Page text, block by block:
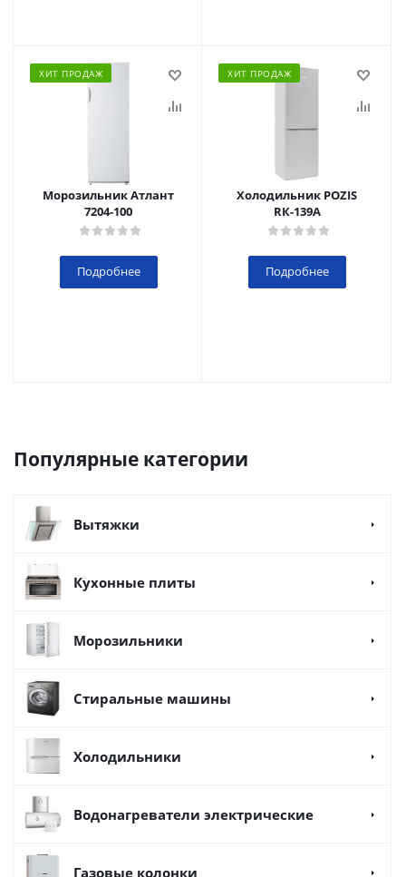
ХИТ ПРОДАЖ
Морозильник Атлант
7204-100
Подробнее
ХИТ ПРОДАЖ
Холодильник POZIS
RК-139А
Подробнее
Популярные категории
Вытяжки
Кухонные плиты
Морозильники
Стиральные машины
Холодильники
Водонагреватели электрические
Газовые колонки